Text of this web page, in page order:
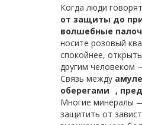
Когда люди
от защиты до
волшебные
носите розовый
спокойнее,
другим человеком
Связь между
оберегами
,
Многие минералы —
защитить от